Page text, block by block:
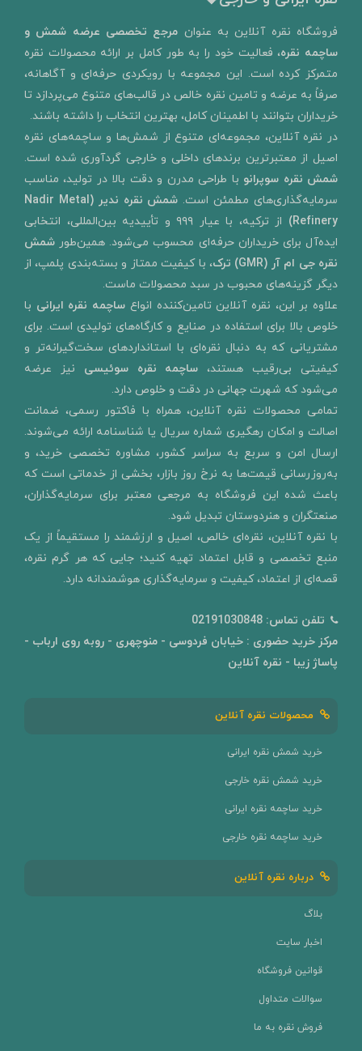
​فروشگاه نقره آنلاین به‌ عنوان مرجع تخصصی عرضه شمش و
ساچمه نقره، فعالیت خود را به‌ طور کامل بر ارائه محصولات نقره
متمرکز کرده است. این مجموعه با رویکردی حرفه‌ای و آگاهانه،
صرفاً به عرضه و تامین نقره خالص در قالب‌های متنوع می‌پردازد تا
خریداران بتوانند با اطمینان کامل، بهترین انتخاب را داشته باشند.
در نقره آنلاین، مجموعه‌ای متنوع از شمش‌ها و ساچمه‌های نقره
اصیل از معتبرترین برندهای داخلی و خارجی گردآوری شده است.
شمش نقره سوپرانو با طراحی مدرن و دقت بالا در تولید، مناسب
سرمایه‌گذاری‌های مطمئن است. شمش نقره ندیر
(Nadir Metal
Refinery)
از ترکیه، با عیار ۹۹۹ و تأییدیه بین‌المللی، انتخابی
ایده‌آل برای خریداران حرفه‌ای محسوب می‌شود. همین‌طور شمش
نقره جی ام آر (GMR) ترک
، با کیفیت ممتاز و بسته‌بندی پلمپ، از
دیگر گزینه‌های محبوب در سبد محصولات ماست.
علاوه بر این، نقره آنلاین تامین‌کننده انواع ساچمه نقره ایرانی با
خلوص بالا برای استفاده در صنایع و کارگاه‌های تولیدی است. برای
مشتریانی که به دنبال نقره‌ای با استانداردهای سخت‌گیرانه‌تر و
کیفیتی بی‌رقیب هستند، ساچمه نقره سوئیسی نیز عرضه
می‌شود که شهرت جهانی در دقت و خلوص دارد.
تمامی محصولات نقره آنلاین، همراه با فاکتور رسمی، ضمانت
اصالت و امکان رهگیری شماره سریال یا شناسنامه ارائه می‌شوند.
ارسال امن و سربع به سراسر کشور، مشاوره تخصصی خرید، و
به‌روزرسانی قیمت‌ها به نرخ روز بازار، بخشی از خدماتی است که
باعث شده این فروشگاه به مرجعی معتبر برای سرمایه‌گذاران،
صنعتگران و هنردوستان تبدیل شود.
با نقره آنلاین، نقره‌ای خالص، اصیل و ارزشمند را مستقیماً از یک
منبع تخصصی و قابل اعتماد تهیه کنید؛ جایی که هر گرم نقره،
قصه‌ای از اعتماد، کیفیت و سرمایه‌گذاری هوشمندانه دارد.
تلفن تماس: 02191030848
مرکز خرید حضوری : خیابان فردوسی - منوچهری - روبه روی ارباب -
پاساژ زیبا - نقره آنلاین
محصولات نقره آنلاین
خرید شمش نقره ایرانی
خرید شمش نقره خارجی
خرید ساچمه نقره ایرانی
خرید ساچمه نقره خارجی
درباره نقره آنلاین
بلاگ
اخبار سایت
قوانین فروشگاه
سوالات متداول
فروش نقره به ما